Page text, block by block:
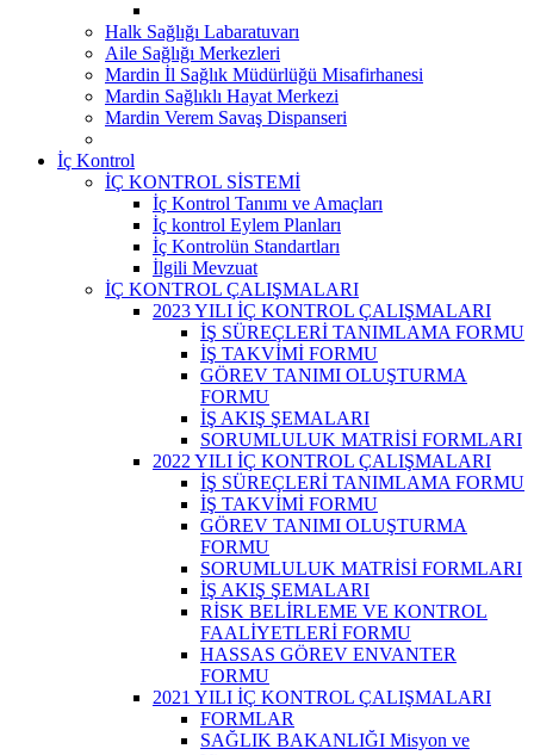
Halk Sağlığı Labaratuvarı
Aile Sağlığı Merkezleri
Mardin İl Sağlık Müdürlüğü Misafirhanesi
Mardin Sağlıklı Hayat Merkezi
Mardin Verem Savaş Dispanseri
İç Kontrol
İÇ KONTROL SİSTEMİ
İç Kontrol Tanımı ve Amaçları
İç kontrol Eylem Planları
İç Kontrolün Standartları
İlgili Mevzuat
İÇ KONTROL ÇALIŞMALARI
2023 YILI İÇ KONTROL ÇALIŞMALARI
İŞ SÜREÇLERİ TANIMLAMA FORMU
İŞ TAKVİMİ FORMU
GÖREV TANIMI OLUŞTURMA
FORMU
İŞ AKIŞ ŞEMALARI
SORUMLULUK MATRİSİ FORMLARI
2022 YILI İÇ KONTROL ÇALIŞMALARI
İŞ SÜREÇLERİ TANIMLAMA FORMU
İŞ TAKVİMİ FORMU
GÖREV TANIMI OLUŞTURMA
FORMU
SORUMLULUK MATRİSİ FORMLARI
İŞ AKIŞ ŞEMALARI
RİSK BELİRLEME VE KONTROL
FAALİYETLERİ FORMU
HASSAS GÖREV ENVANTER
FORMU
2021 YILI İÇ KONTROL ÇALIŞMALARI
FORMLAR
SAĞLIK BAKANLIĞI Misyon ve